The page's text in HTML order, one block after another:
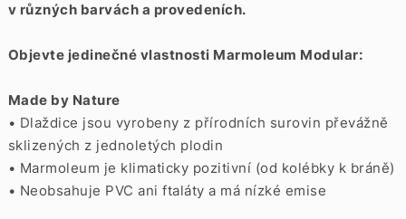
v různých barvách a provedeních.
Objevte jedinečné vlastnosti Marmoleum Modular:
Made by Nature
• Dlaždice jsou vyrobeny z přírodních surovin převážně
sklizených z jednoletých plodin
• Marmoleum je klimaticky pozitivní (od kolébky k bráně)
• Neobsahuje PVC ani ftaláty a má nízké emise